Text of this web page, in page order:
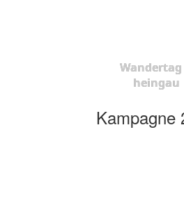
Wandertag
heingau
Kampagne